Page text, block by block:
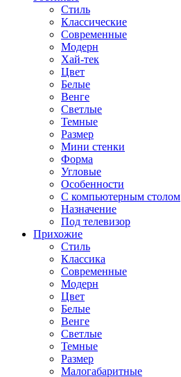
Стиль
Классические
Современные
Модерн
Хай-тек
Цвет
Белые
Венге
Светлые
Темные
Размер
Мини стенки
Форма
Угловые
Особенности
С компьютерным столом
Назначение
Под телевизор
Прихожие
Стиль
Классика
Современные
Модерн
Цвет
Белые
Венге
Светлые
Темные
Размер
Малогабаритные